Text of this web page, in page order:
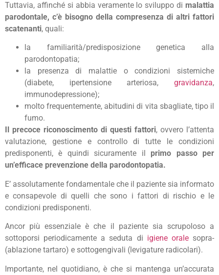
Tuttavia, affinché si abbia veramente lo sviluppo di malattia
parodontale, c’è bisogno della compresenza di altri fattori
scatenanti, quali:
la familiarità/predisposizione genetica alla
parodontopatia;
la presenza di malattie o condizioni sistemiche
(diabete, ipertensione arteriosa, gravidanza,
immunodepressione);
molto frequentemente, abitudini di vita sbagliate, tipo il
fumo.
Il precoce riconoscimento di questi fattori, ovvero l’attenta
valutazione, gestione e controllo di tutte le condizioni
predisponenti, è quindi sicuramente il primo passo per
un’efficace prevenzione della parodontopatia.
E’ assolutamente fondamentale che il paziente sia informato
e consapevole di quelli che sono i fattori di rischio e le
condizioni predisponenti.
Ancor più essenziale è che il paziente sia scrupoloso a
sottoporsi periodicamente a seduta di igiene oralesopra-
(ablazione tartaro) e sottogengivali (levigature radicolari).
Importante, nel quotidiano, è che si mantenga un’accurata